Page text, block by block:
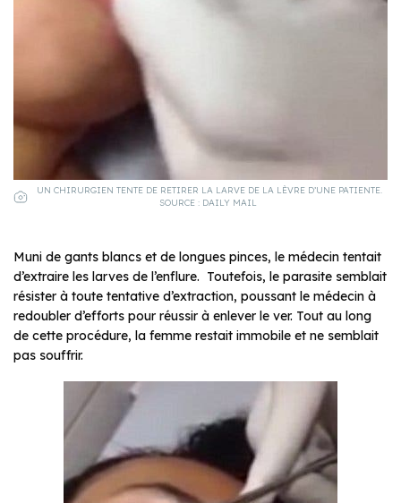
UN CHIRURGIEN TENTE DE RETIRER LA LARVE DE LA LÈVRE D’UNE PATIENTE.
SOURCE : DAILY MAIL
Muni de gants blancs et de longues pinces, le médecin tentait
d’extraire les larves de l’enflure. Toutefois, le parasite semblait
résister à toute tentative d’extraction, poussant le médecin à
redoubler d’efforts pour réussir à enlever le ver. Tout au long
de cette procédure, la femme restait immobile et ne semblait
pas souffrir.